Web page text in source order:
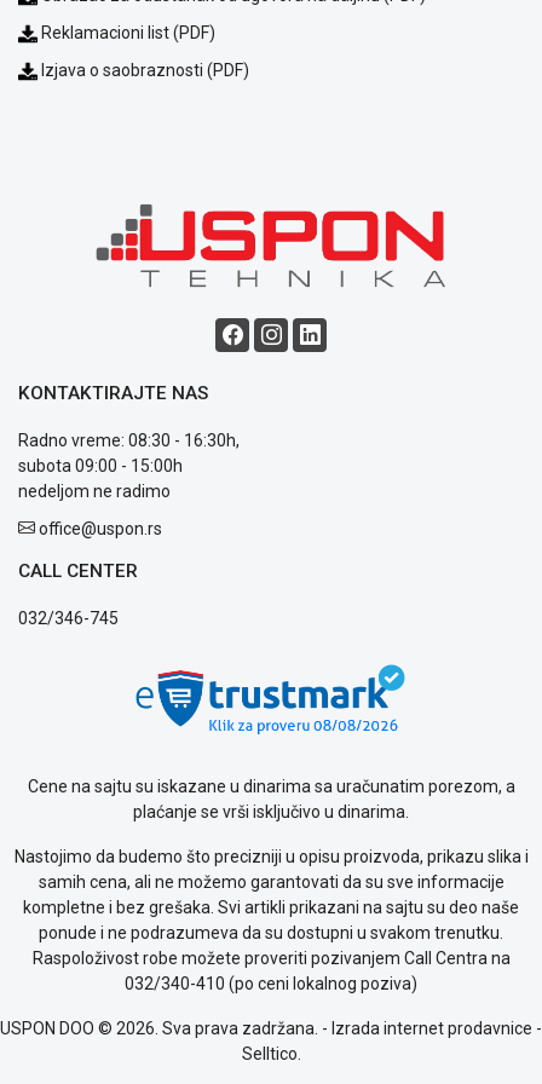
ALAT I
BAŠTA
Način
plaćanja
Isporuka
Podrška
uslovi
Saobraznost
o
kolačićima
Provera
garancije
OUTLET
KREDIT
Reklamacioni list (PDF)
Izjava o saobraznosti (PDF)
KONTAKTIRAJTE NAS
Radno vreme: 08:30 - 16:30h,
subota 09:00 - 15:00h
nedeljom ne radimo
office@uspon.rs
CALL CENTER
032/346-745
Cene na sajtu su iskazane u dinarima sa uračunatim porezom, a
plaćanje se vrši isključivo u dinarima.
Nastojimo da budemo što precizniji u opisu proizvoda, prikazu slika i
samih cena, ali ne možemo garantovati da su sve informacije
kompletne i bez grešaka. Svi artikli prikazani na sajtu su deo naše
ponude i ne podrazumeva da su dostupni u svakom trenutku.
Raspoloživost robe možete proveriti pozivanjem Call Centra na
032/340-410 (po ceni lokalnog poziva)
USPON DOO © 2026. Sva prava zadržana. - Izrada internet prodavnice -
Selltico.